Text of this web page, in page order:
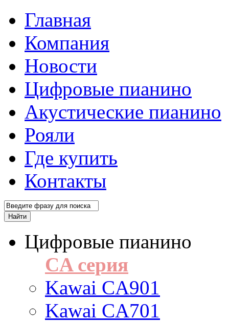
Главная
Компания
Новости
Цифровые пианино
Акустические пианино
Рояли
Где купить
Контакты
Цифровые пианино
CA серия
Kawai CA901
Kawai CA701